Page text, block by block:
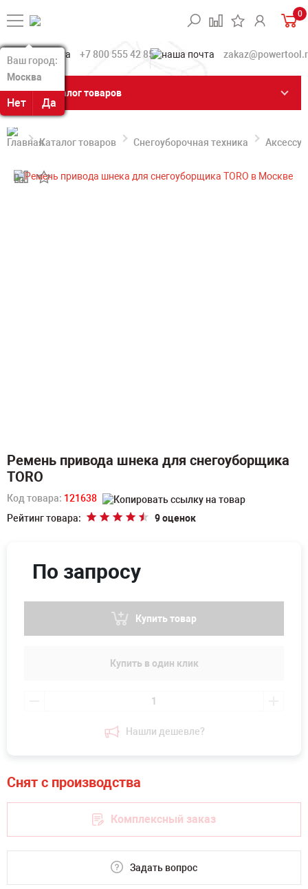
Ваш город:
Москва
Нет Да
Ваш город:
Москва
Нет Да
0
+7 800 555 42 85
Каталог товаров
Каталог товаров Снегоуборочная техника
Ремень привода шнека для снегоуборщика
TORO
Код товара: 121638
Рейтинг товара:
9 оценок
Нашли дешевле?
По запросу
Купить товар
Купить в один клик
Комплексный заказ
Задать вопрос